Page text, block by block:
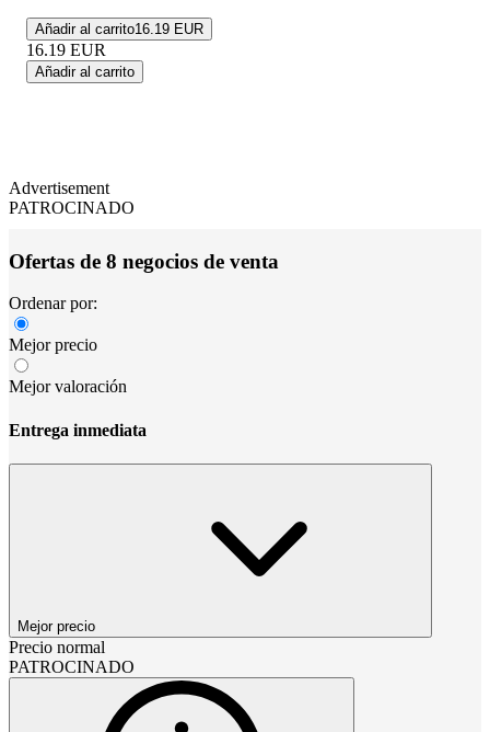
Añadir al carrito16.19 EUR
16.19 EUR
Añadir al carrito
Advertisement
PATROCINADO
Ofertas de 8 negocios de venta
Ordenar por:
Mejor precio
Mejor valoración
Entrega inmediata
Mejor precio
Precio normal
PATROCINADO